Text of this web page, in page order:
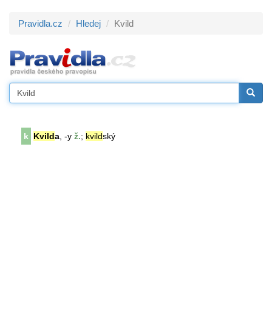
Pravidla.cz Hledej Kvild
k Kvilda , -y ž.; kvildský